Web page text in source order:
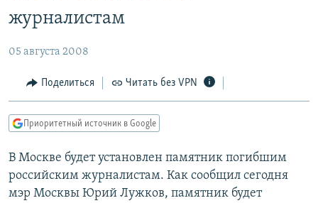
основному
Вернутся
Вернутся
поиску
МНЕНИЯ
КУЛЬТУРА
КАВКАЗ.РЕАЛИИ
СЕВЕР.РЕАЛИИ
СИБИРЬ.РЕАЛИИ
журналистам
05 августа 2008
Поделиться Читать без VPN
Приоритетный источник в Google
В Москве будет установлен памятник погибшим
российским журналистам. Как сообщил сегодня
мэр Москвы Юрий Лужков, памятник будет